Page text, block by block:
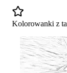
Kolorowanki z